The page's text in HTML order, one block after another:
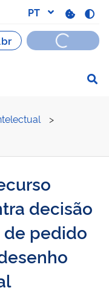
>
decisão
pedido